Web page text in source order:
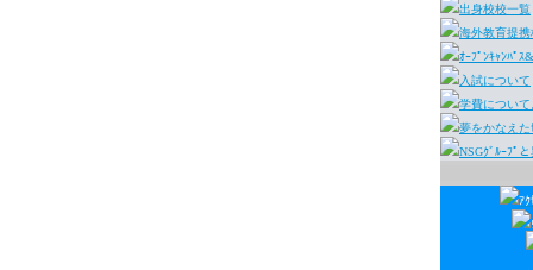
出身校校一覧
海外教育提携
ｵｰﾌﾟﾝｷｬﾝﾊﾟｽ
入試について
学費につい
夢をかなえた
NSGｸﾞﾙｰﾌﾟ
ｱｸ